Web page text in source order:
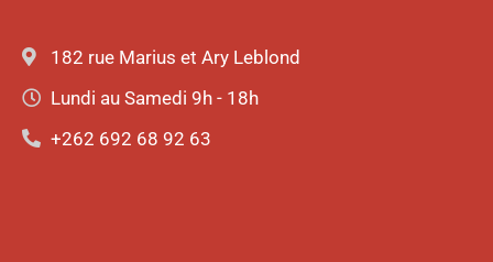
182 rue Marius et Ary Leblond
Lundi au Samedi 9h - 18h
+262 692 68 92 63